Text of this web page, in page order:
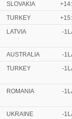
SLOVAKIA
TURKEY
LATVIA -
AUSTRALIA
-
TURKEY -
ROMANIA -
UKRAINE
-